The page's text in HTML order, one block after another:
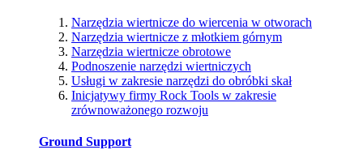
Narzędzia wiertnicze do wiercenia w otworach
Narzędzia wiertnicze z młotkiem górnym
Narzędzia wiertnicze obrotowe
Podnoszenie narzędzi wiertniczych
Usługi w zakresie narzędzi do obróbki skał
Inicjatywy firmy Rock Tools w zakresie
zrównoważonego rozwoju
Ground Support